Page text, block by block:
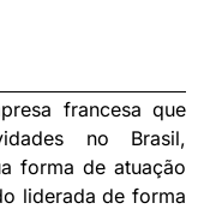
francesa que
no Brasil,
forma de atuação
liderada de forma